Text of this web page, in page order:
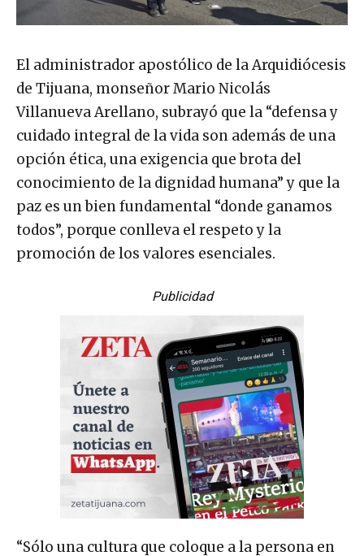
El administrador apostólico de la Arquidiócesis
de Tijuana, monseñor Mario Nicolás
Villanueva Arellano, subrayó que la “defensa y
cuidado integral de la vida son además de una
opción ética, una exigencia que brota del
conocimiento de la dignidad humana” y que la
paz es un bien fundamental “donde ganamos
todos”, porque conlleva el respeto y la
promoción de los valores esenciales.
Publicidad
“Sólo una cultura que coloque a la persona en